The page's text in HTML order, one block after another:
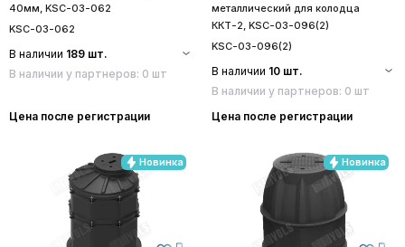
40мм, KSC-03-062
KSC-03-062
В наличии 189 шт.
В наличии у партнеров: 0 шт
Цена после регистрации
металлический для колодца
ККТ-2, KSC-03-096(2)
KSC-03-096(2)
В наличии 10 шт.
В наличии у партнеров: 0 шт
Цена после регистрации
Новинка Новинка